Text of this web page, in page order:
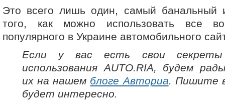
Это всего лишь один, самый банальный
того, как можно использовать все
популярного в Украине автомобильного
Если у вас есть свои
использования AUTO.RIA, будем
их на нашем блоге Авториа. Пишите
будет интересно.